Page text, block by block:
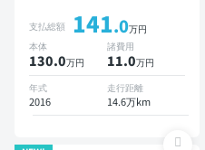
トキー バックモニター ド
ライブレコーダー 7人乗り
支払総額 141.0万円
本体
130.0万円
諸費用
11.0万円
年式
2016
走行距離
14.6万km